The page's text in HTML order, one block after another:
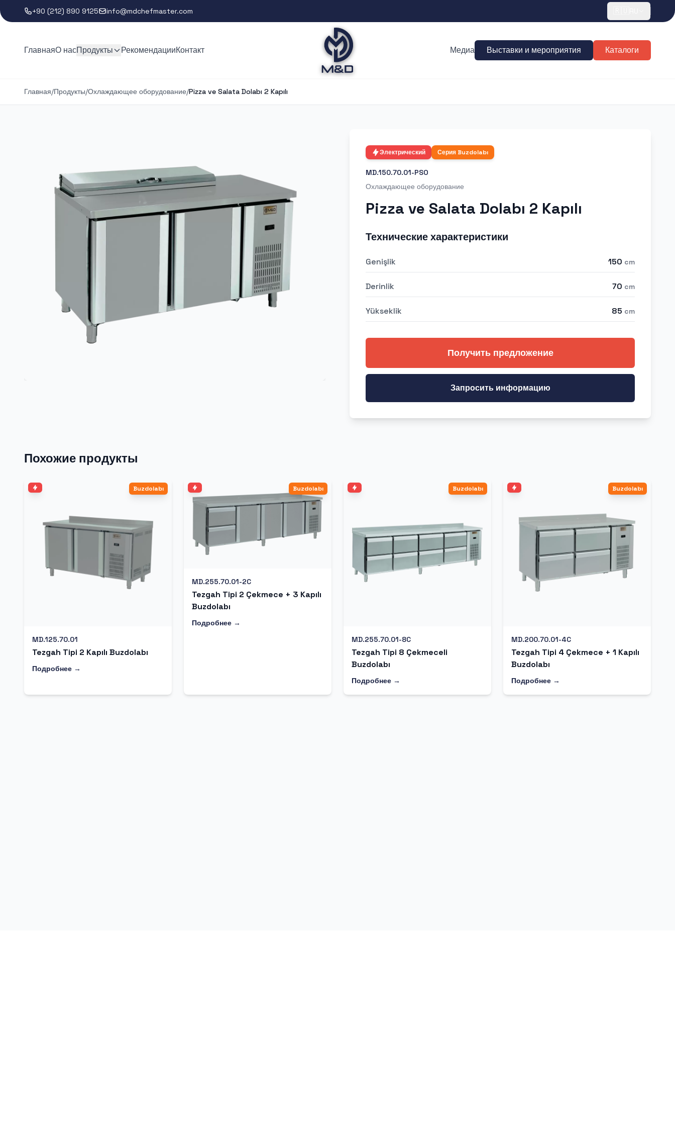
+90 (212) 890 9125 info@mdchefmaster.com
ГлавнаяО насПродукты РекомендацииКонтакт Медиа Выставки и мероприятия Каталоги
Главная/Продукты/Охлаждающее оборудование/Pizza ve Salata Dolabı 2 Kapılı
Электрический Серия Buzdolabı
MD.150.70.01-PSO
Охлаждающее оборудование
Pizza ve Salata Dolabı 2 Kapılı
Технические характеристики
Genişlik 150 cm
Derinlik 70 cm
Yükseklik 85 cm
Получить предложение
Запросить информацию
Похожие продукты
Buzdolabı
MD.125.70.01
Tezgah Tipi 2 Kapılı Buzdolabı
Подробнее →
Buzdolabı
MD.255.70.01-2C
Tezgah Tipi 2 Çekmece + 3 Kapılı
Buzdolabı
Подробнее →
Buzdolabı
MD.255.70.01-8C
Tezgah Tipi 8 Çekmeceli
Buzdolabı
Подробнее →
Buzdolabı
MD.200.70.01-4C
Tezgah Tipi 4 Çekmece + 1 Kapılı
Buzdolabı
Подробнее →